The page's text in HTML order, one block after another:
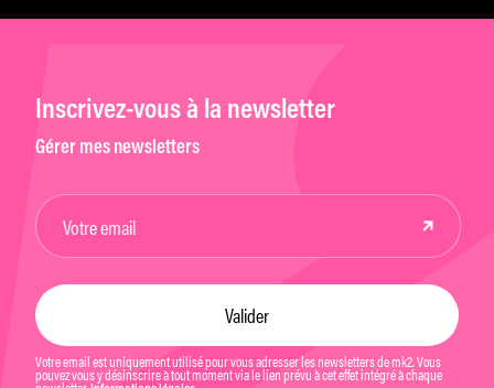
Inscrivez-vous à la newsletter
Gérer mes newsletters
Votre email est uniquement utilisé pour vous adresser les newsletters de mk2. Vous
pouvez vous y désinscrire à tout moment via le lien prévu à cet effet intégré à chaque